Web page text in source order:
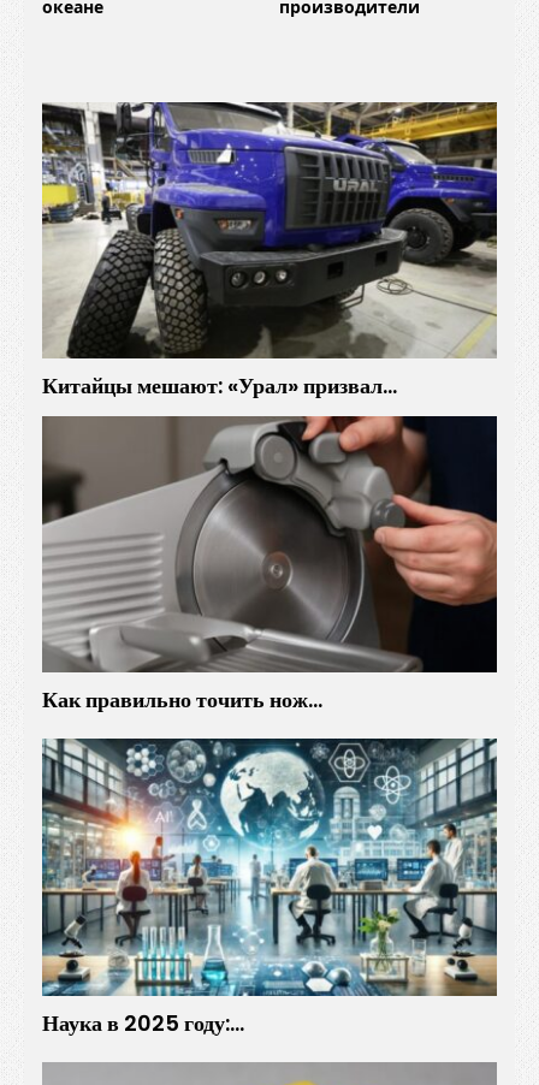
океане
производители
Китайцы мешают: «Урал» призвал…
Как правильно точить нож…
Наука в 2025 году:…